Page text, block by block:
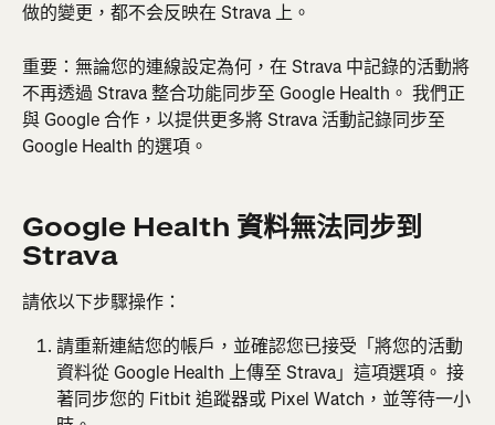
做的變更，都不会反映在 Strava 上。
重要：無論您的連線設定為何，在 Strava 中記錄的活動將
不再透過 Strava 整合功能同步至 Google Health。 我們正
與 Google 合作，以提供更多將 Strava 活動記錄同步至
Google Health 的選項。
Google Health 資料無法同步到
Strava
請依以下步驟操作：
請重新連結您的帳戶，並確認您已接受「將您的活動
資料從 Google Health 上傳至 Strava」這項選項。 接
著同步您的 Fitbit 追蹤器或 Pixel Watch，並等待一小